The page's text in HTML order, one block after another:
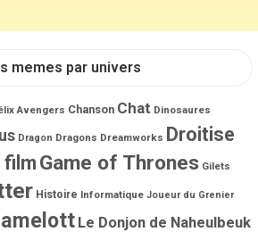
memes par univers
Avengers Chanson Chat Dinosaures
Dragon Dragons Dreamworks Droitise
film Game of Thrones Gilets
Histoire Informatique Joueur du Grenier
Le Donjon de Naheulbeuk